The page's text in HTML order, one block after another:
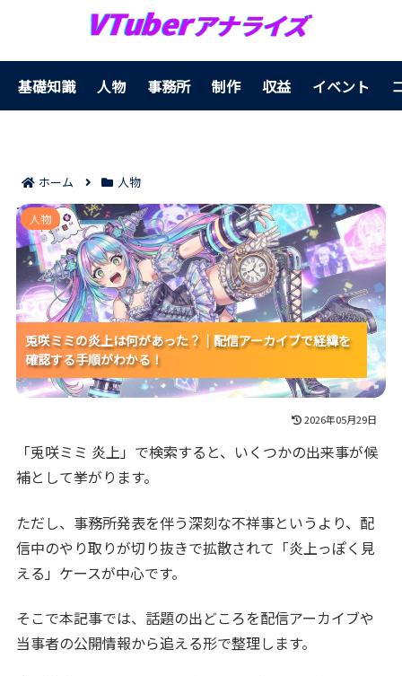
基礎知識 人物 事務所 制作 収益 イベント
ホーム 人物
兎咲ミミの炎上は何があった？｜配信アーカイブで経緯
を確認する手順がわかる！
兎咲ミミの炎上は何があった？｜配信アーカイブで経緯を
確認する手順がわかる！
兎咲ミミの炎上は何があった？｜配信アーカイブで経緯を
確認する手順がわかる！
兎咲ミミの炎上は何があった？｜配信アーカイブで経緯を
確認する手順がわかる！
人物
2026年05月29日
「兎咲ミミ 炎上」で検索すると、いくつかの出来事が候
補として挙がります。
ただし、事務所発表を伴う深刻な不祥事というより、配
信中のやり取りが切り抜きで拡散されて「炎上っぽく見
える」ケースが中心です。
そこで本記事では、話題の出どころを配信アーカイブや
当事者の公開情報から追える形で整理します。